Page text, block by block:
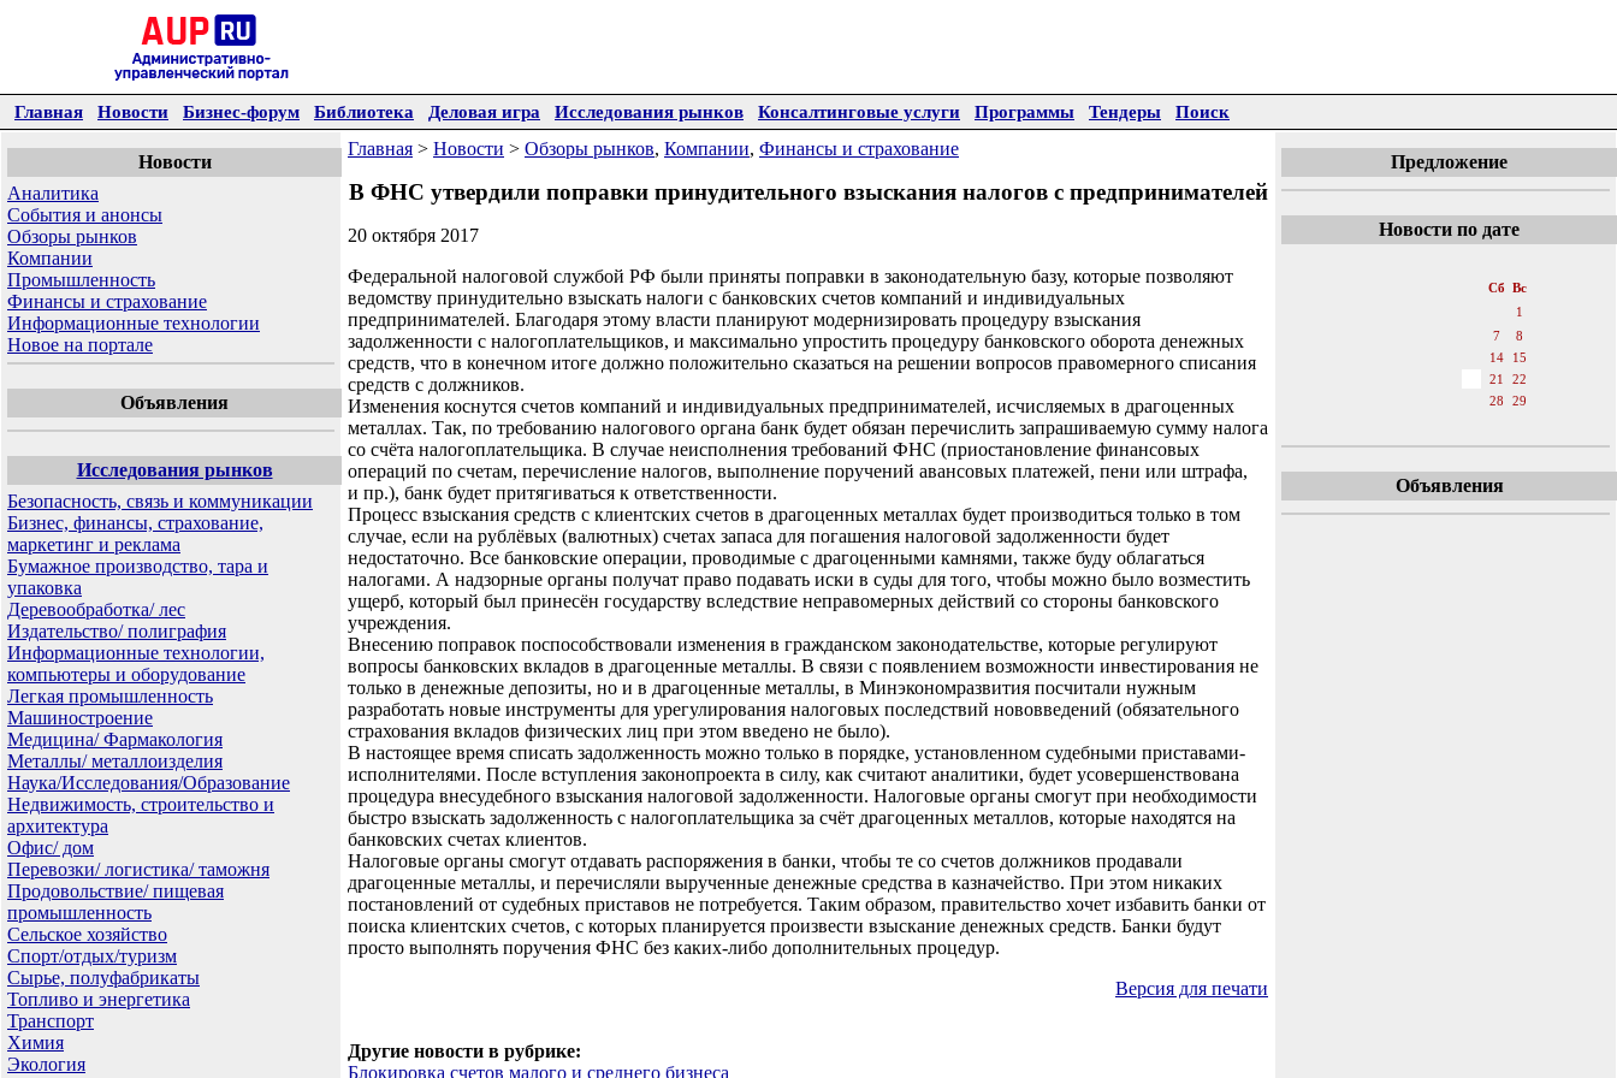
Главная Новости Бизнес-форум Библиотека Деловая игра Исследования рынков Консалтинговые услуги Программы Тендеры Поиск
Новости
Аналитика
События и анонсы
Обзоры рынков
Компании
Промышленность
Финансы и страхование
Информационные технологии
Новое на портале
Объявления
Исследования рынков
Безопасность, связь и коммуникации
Бизнес, финансы, страхование,
маркетинг и реклама
Бумажное производство, тара и
упаковка
Деревообработка/ лес
Издательство/ полиграфия
Информационные технологии,
компьютеры и оборудование
Легкая промышленность
Машиностроение
Медицина/ Фармакология
Металлы/ металлоизделия
Наука/Исследования/Образование
Недвижимость, строительство и
архитектура
Офис/ дом
Перевозки/ логистика/ таможня
Продовольствие/ пищевая
промышленность
Сельское хозяйство
Спорт/отдых/туризм
Сырье, полуфабрикаты
Топливо и энергетика
Транспорт
Химия
Экология
Главная > Новости > Обзоры рынков, Компании, Финансы и страхование
В ФНС утвердили поправки принудительного взыскания налогов с предпринимателей
20 октября 2017
Федеральной налоговой службой РФ были приняты поправки в законодательную базу, которые позволяют
ведомству принудительно взыскать налоги с банковских счетов компаний и индивидуальных
предпринимателей. Благодаря этому власти планируют модернизировать процедуру взыскания
задолженности с налогоплательщиков, и максимально упростить процедуру банковского оборота денежных
средств, что в конечном итоге должно положительно сказаться на решении вопросов правомерного списания
средств с должников.
Изменения коснутся счетов компаний и индивидуальных предпринимателей, исчисляемых в драгоценных
металлах. Так, по требованию налогового органа банк будет обязан перечислить запрашиваемую сумму налога
со счёта налогоплательщика. В случае неисполнения требований ФНС (приостановление финансовых
операций по счетам, перечисление налогов, выполнение поручений авансовых платежей, пени или штрафа,
и пр.), банк будет притягиваться к ответственности.
Процесс взыскания средств с клиентских счетов в драгоценных металлах будет производиться только в том
случае, если на рублёвых (валютных) счетах запаса для погашения налоговой задолженности будет
недостаточно. Все банковские операции, проводимые с драгоценными камнями, также буду облагаться
налогами. А надзорные органы получат право подавать иски в суды для того, чтобы можно было возместить
ущерб, который был принесён государству вследствие неправомерных действий со стороны банковского
учреждения.
Внесению поправок поспособствовали изменения в гражданском законодательстве, которые регулируют
вопросы банковских вкладов в драгоценные металлы. В связи с появлением возможности инвестирования не
только в денежные депозиты, но и в драгоценные металлы, в Минэкономразвития посчитали нужным
разработать новые инструменты для урегулирования налоговых последствий нововведений (обязательного
страхования вкладов физических лиц при этом введено не было).
В настоящее время списать задолженность можно только в порядке, установленном судебными приставами-
исполнителями. После вступления законопроекта в силу, как считают аналитики, будет усовершенствована
процедура внесудебного взыскания налоговой задолженности. Налоговые органы смогут при необходимости
быстро взыскать задолженность с налогоплательщика за счёт драгоценных металлов, которые находятся на
банковских счетах клиентов.
Налоговые органы смогут отдавать распоряжения в банки, чтобы те со счетов должников продавали
драгоценные металлы, и перечисляли вырученные денежные средства в казначейство. При этом никаких
постановлений от судебных приставов не потребуется. Таким образом, правительство хочет избавить банки от
поиска клиентских счетов, с которых планируется произвести взыскание денежных средств. Банки будут
просто выполнять поручения ФНС без каких-либо дополнительных процедур.
Версия для печати
Другие новости в рубрике:
Блокировка счетов малого и среднего бизнеса
Предложение
Новости по дате
Сб Вс
1
7
8
14
15
21
22
28
29
Объявления